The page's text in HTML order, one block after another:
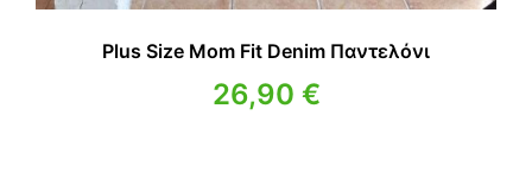
Plus Size Mom Fit Denim Παντελόνι
26,90 €